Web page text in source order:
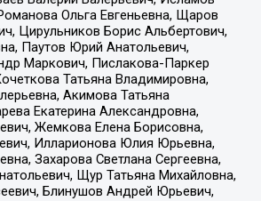
Ольга Евгеньевна, Щаров
Цирульников Борис Альбертович,
Паутов Юрий Анатольевич,
Маркович, Пислакова-Паркер
Татьяна Владимировна,
Акимова Татьяна
Екатерина Александровна,
Жемкова Елена Борисовна,
Илларионова Юлия Юрьевна,
Захарова Светлана Сергеевна,
Щур Татьяна Михайловна,
Блинушов Андрей Юрьевич,